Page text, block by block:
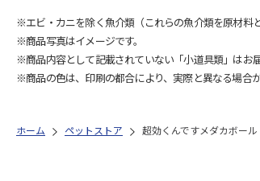
※エビ・カニを除く魚介類（これらの魚介類を原材料
※商品写真はイメージです。
※商品内容として記載されていない「小道具類」はお
※商品の色は、印刷の都合により、実際と異なる場合が
ホーム ペットストア 超効くんですメダカボール